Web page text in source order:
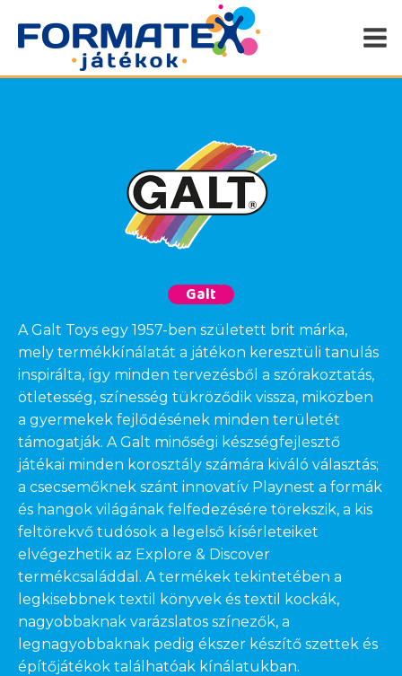
Galt
A Galt Toys egy 1957-ben született brit márka,
mely termékkínálatát a játékon keresztüli tanulás
inspirálta, így minden tervezésből a szórakoztatás,
ötletesség, színesség tükröződik vissza, miközben
a gyermekek fejlődésének minden területét
támogatják. A Galt minőségi készségfejlesztő
játékai minden korosztály számára kiváló választás;
a csecsemőknek szánt innovatív Playnest a formák
és hangok világának felfedezésére törekszik, a kis
feltörekvő tudósok a legelső kísérleteiket
elvégezhetik az Explore & Discover
termékcsaláddal. A termékek tekintetében a
legkisebbnek textil könyvek és textil kockák,
nagyobbaknak varázslatos színezők, a
legnagyobbaknak pedig ékszer készítő szettek és
építőjátékok találhatóak kínálatukban.